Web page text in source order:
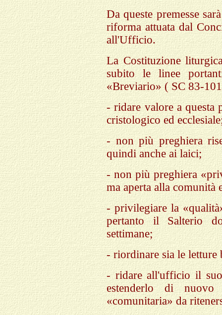
Da queste premesse
riforma attuata dal
all'Ufficio.
La Costituzione
subito le linee
«Breviario» ( SC 83-
- ridare valore a questa
cristologico ed
- non più preghiera
quindi anche ai laici;
- non più preghiera
ma aperta alla comunità
- privilegiare la
pertanto il Salterio
settimane;
- riordinare sia le letture
- ridare all'ufficio il
estenderlo di
«comunitaria» da